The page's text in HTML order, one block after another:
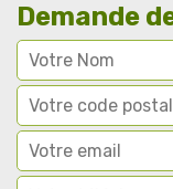
Demande